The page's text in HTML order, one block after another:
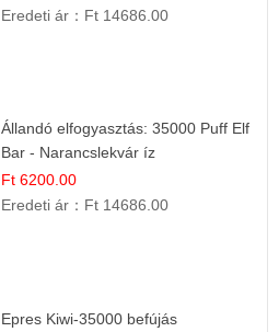
Eredeti ár： Ft 14686.00
Állandó elfogyasztás: 35000 Puff Elf
Bar - Narancslekvár íz
Ft 6200.00
Eredeti ár： Ft 14686.00
Epres Kiwi-35000 befújás